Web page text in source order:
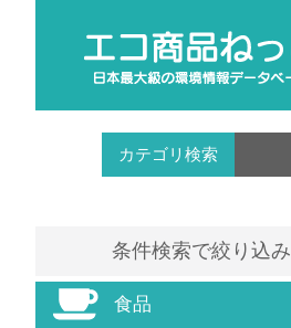
カテゴリ検索
条件検索で絞り込み
食品